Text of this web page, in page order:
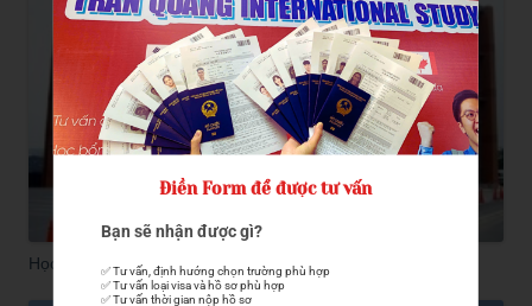
Học Viện Nhật Ngữ kyoritsu
Điền Form để được tư vấn
Bạn sẽ nhận được gì?
✅ Tư vấn, định hướng chọn trường phù hợp
✅ Tư vấn loại visa và hồ sơ phù hợp
✅ Tư vấn thời gian nộp hồ sơ